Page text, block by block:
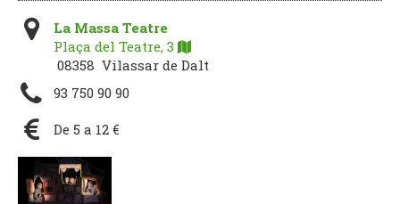
La Massa Teatre
Plaça del Teatre, 3
08358 Vilassar de Dalt
93 750 90 90
De 5 a 12 €